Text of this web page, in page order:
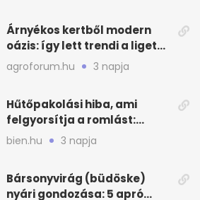
Árnyékos kertből modern
oázis: így lett trendi a ligetes
zöld
agroforum.hu 3 napja
Hűtőpakolási hiba, ami
felgyorsítja a romlást:
zónákra figyelj
bien.hu 3 napja
Bársonyvirág (büdöske)
nyári gondozása: 5 apró